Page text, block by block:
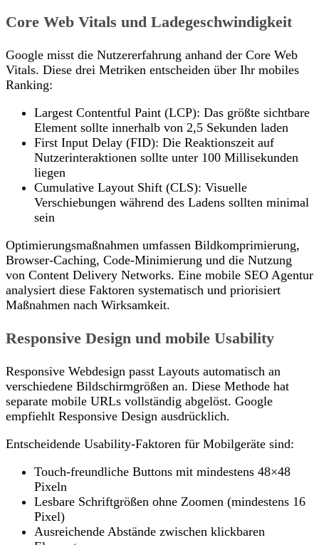
Core Web Vitals und Ladegeschwindigkeit
Google misst die Nutzererfahrung anhand der Core Web
Vitals. Diese drei Metriken entscheiden über Ihr mobiles
Ranking:
Largest Contentful Paint (LCP): Das größte sichtbare
Element sollte innerhalb von 2,5 Sekunden laden
First Input Delay (FID): Die Reaktionszeit auf
Nutzerinteraktionen sollte unter 100 Millisekunden
liegen
Cumulative Layout Shift (CLS): Visuelle
Verschiebungen während des Ladens sollten minimal
sein
Optimierungsmaßnahmen umfassen Bildkomprimierung,
Browser-Caching, Code-Minimierung und die Nutzung
von Content Delivery Networks. Eine mobile SEO Agentur
analysiert diese Faktoren systematisch und priorisiert
Maßnahmen nach Wirksamkeit.
Responsive Design und mobile Usability
Responsive Webdesign passt Layouts automatisch an
verschiedene Bildschirmgrößen an. Diese Methode hat
separate mobile URLs vollständig abgelöst. Google
empfiehlt Responsive Design ausdrücklich.
Entscheidende Usability-Faktoren für Mobilgeräte sind:
Touch-freundliche Buttons mit mindestens 48×48
Pixeln
Lesbare Schriftgrößen ohne Zoomen (mindestens 16
Pixel)
Ausreichende Abstände zwischen klickbaren